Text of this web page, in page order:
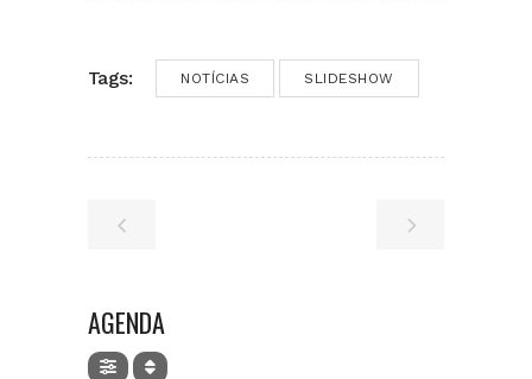
Tags: NOTÍCIAS SLIDESHOW
AGENDA